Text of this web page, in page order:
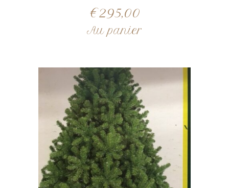
€295,00
Au panier